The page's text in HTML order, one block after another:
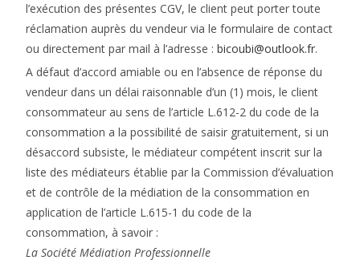
l’exécution des présentes CGV, le client peut porter toute
réclamation auprès du vendeur via le formulaire de contact
ou directement par mail à l’adresse :bicoubi@outlook.fr.
A défaut d’accord amiable ou en l’absence de réponse du
vendeur dans un délai raisonnable d’un (1) mois, le client
consommateur au sens de l’article L.612-2 du code de la
consommation a la possibilité de saisir gratuitement, si un
désaccord subsiste, le médiateur compétent inscrit sur la
liste des médiateurs établie par la Commission d’évaluation
et de contrôle de la médiation de la consommation en
application de l’article L.615-1 du code de la
consommation, à savoir :
La Société Médiation Professionnelle